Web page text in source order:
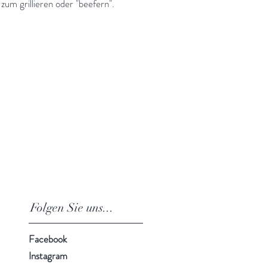
grillieren oder "beefern".
Folgen Sie uns...
Facebook
Instagram